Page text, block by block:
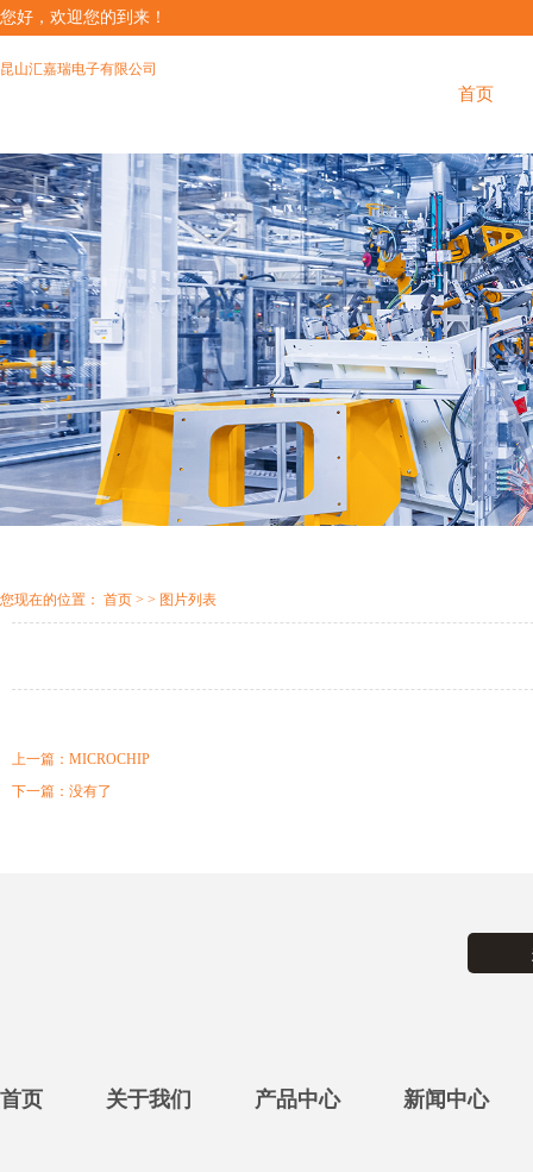
您好，欢迎您的到来！
昆山汇嘉瑞电子有限公司
首页
您现在的位置： 首页 > > 图片列表
上一篇： MICROCHIP
下一篇： 没有了
首页 关于我们 产品中心 新闻中心